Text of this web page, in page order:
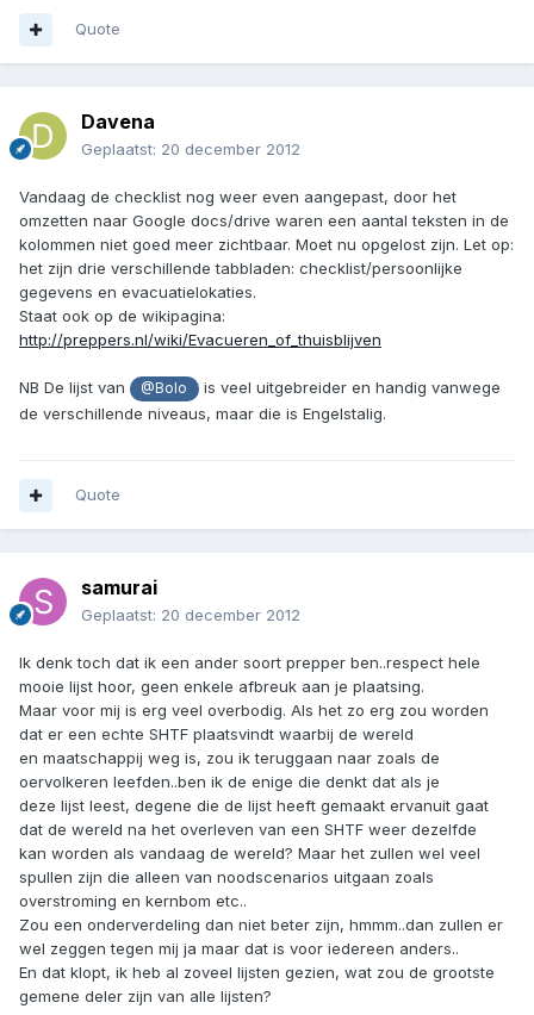
Quote
Davena
Geplaatst: 20 december 2012
Vandaag de checklist nog weer even aangepast, door het
omzetten naar Google docs/drive waren een aantal teksten in de
kolommen niet goed meer zichtbaar. Moet nu opgelost zijn. Let op:
het zijn drie verschillende tabbladen: checklist/persoonlijke
gegevens en evacuatielokaties.
Staat ook op de wikipagina:
http://preppers.nl/wiki/Evacueren_of_thuisblijven
NB De lijst van @Bolo
is veel uitgebreider en handig vanwege
de verschillende niveaus, maar die is Engelstalig.
Quote
samurai
Geplaatst: 20 december 2012
Ik denk toch dat ik een ander soort prepper ben..respect hele
mooie lijst hoor, geen enkele afbreuk aan je plaatsing.
Maar voor mij is erg veel overbodig. Als het zo erg zou worden
dat er een echte SHTF plaatsvindt waarbij de wereld
en maatschappij weg is, zou ik teruggaan naar zoals de
oervolkeren leefden..ben ik de enige die denkt dat als je
deze lijst leest, degene die de lijst heeft gemaakt ervanuit gaat
dat de wereld na het overleven van een SHTF weer dezelfde
kan worden als vandaag de wereld? Maar het zullen wel veel
spullen zijn die alleen van noodscenarios uitgaan zoals
overstroming en kernbom etc..
Zou een onderverdeling dan niet beter zijn, hmmm..dan zullen er
wel zeggen tegen mij ja maar dat is voor iedereen anders..
En dat klopt, ik heb al zoveel lijsten gezien, wat zou de grootste
gemene deler zijn van alle lijsten?